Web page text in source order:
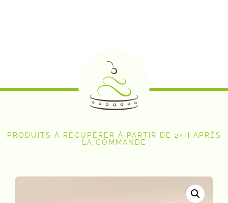
PRODUITS À RÉCUPÉRER À PARTIR DE 24H APRÈS
LA COMMANDE